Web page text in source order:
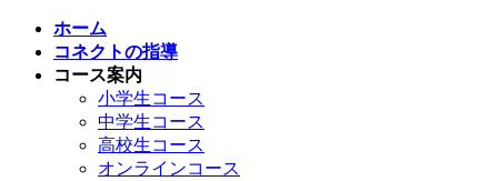
ホーム
コネクトの指導
コース案内
小学生コース
中学生コース
高校生コース
オンラインコース